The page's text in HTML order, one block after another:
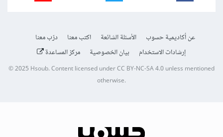
عن أكاديمية حسوب الأسئلة الشائعة اكتب معنا
درّب معنا
إرشادات الاستخدام
بيان الخصوصية مركز المساعدة
© 2025Hsoub.Content licensed underCC BY-NC-SA 4.0unless mentioned
otherwise.